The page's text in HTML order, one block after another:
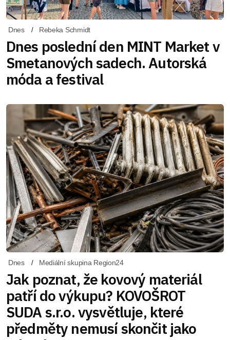
Dnes Rebeka Schmidt
Dnes poslední den MINT Market v
Smetanových sadech. Autorská
móda a festival
Dnes Mediální skupina Region24
Jak poznat, že kovový materiál
patří do výkupu? KOVOŠROT
SUDA s.r.o. vysvětluje, které
předměty nemusí skončit jako